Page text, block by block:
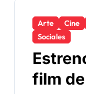
Arte Cine
Sociales
film